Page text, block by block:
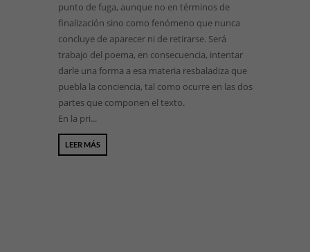
punto de fuga, aunque no en términos de
finalización sino como fenómeno que nunca
concluye de aparecer ni de retirarse. Será
trabajo del poema, en consecuencia, intentar
darle una forma a esa materia resbaladiza que
puebla la conciencia, tal como ocurre en las dos
partes que componen el texto.
En la pri...
LEER MÁS